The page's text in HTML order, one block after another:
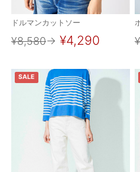
PANTS/SKIRT : パンツ
TOPS : トップス
OUTLET : アウトレット
MENS : メンズ
LADIES : レディース
ドルマンカットソー
¥8,580→ ¥4,290
SALE